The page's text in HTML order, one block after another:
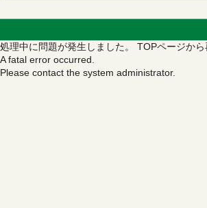
処理中に問題が発生しました。 TOPページか
A fatal error occurred.
Please contact the system administrator.